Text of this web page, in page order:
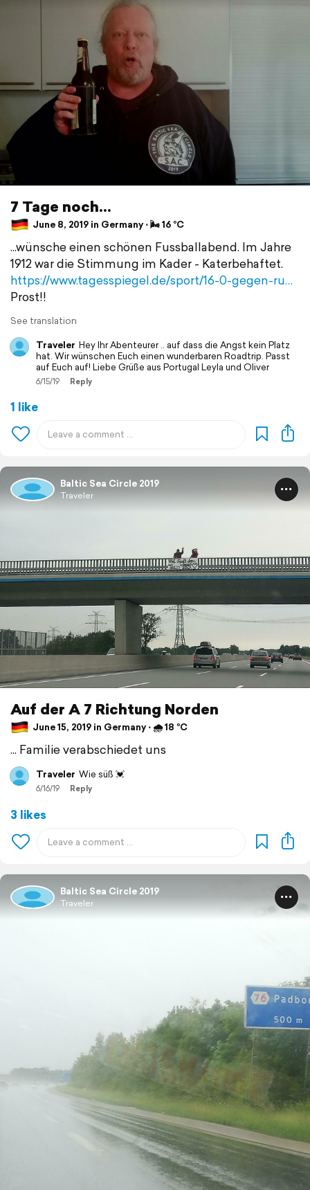
7 Tage noch...
June 8, 2019 in Germany ⋅ 🌬 16 °C
...wünsche einen schönen Fussballabend. Im Jahre
1912 war die Stimmung im Kader - Katerbehaftet.
https://www.tagesspiegel.de/sport/16-0-gegen-ru…
Prost!!
See translation
Traveler Hey Ihr Abenteurer .. auf dass die Angst kein Platz
hat. Wir wünschen Euch einen wunderbaren Roadtrip. Passt
auf Euch auf! Liebe Grüße aus Portugal Leyla und Oliver
6/15/19 Reply
1 like
Baltic Sea Circle 2019
Traveler
Auf der A 7 Richtung Norden
June 15, 2019 in Germany ⋅ 🌧 18 °C
... Familie verabschiedet uns
Traveler Wie süß 💓
6/16/19 Reply
3 likes
Baltic Sea Circle 2019
Traveler